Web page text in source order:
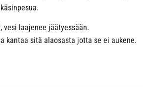
vesi laajenee jäätyessään.
kantaa sitä alaosasta jotta se ei aukene.